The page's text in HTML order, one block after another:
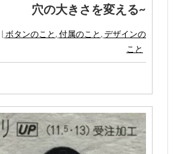
穴の大きさを変える~
| ボタンのこと , 付属のこと , デザインの
こと